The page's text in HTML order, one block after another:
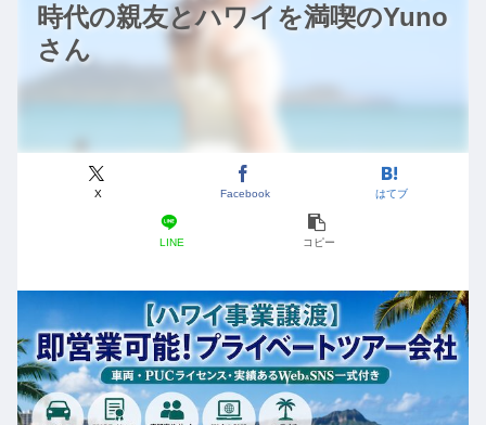
時代の親友とハワイを満喫のYuno
さん
X Facebook はてブ
LINE コピー